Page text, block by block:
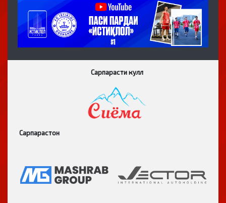
Сарпарасти кулл
Сарпарастон